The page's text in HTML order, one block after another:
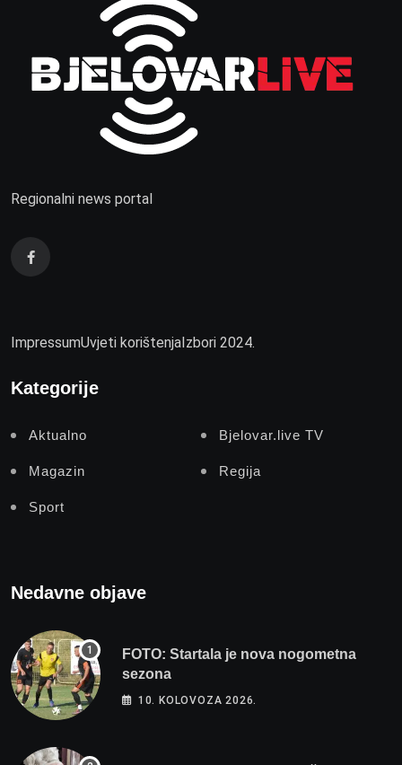
Regionalni news portal
ImpressumUvjeti korištenjaIzbori 2024.
Kategorije
Aktualno Bjelovar.live TV
Magazin Regija
Sport
Nedavne objave
FOTO: Startala je nova nogometna
sezona
10. KOLOVOZA 2026.